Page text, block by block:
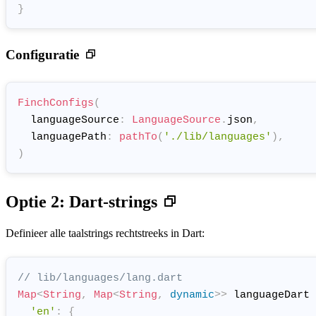
}
Configuratie
FinchConfigs(
  languageSource
: LanguageSource . json,
  languagePath
: pathTo( './lib/languages' ) ,
)
Optie 2: Dart-strings
Definieer alle taalstrings rechtstreeks in Dart:
// lib/languages/lang.dart
Map<String, Map<String, dynamic>> languageDart
'en' : {